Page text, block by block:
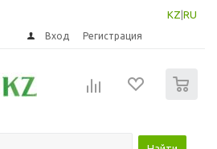
KZ RU
Вход Регистрация